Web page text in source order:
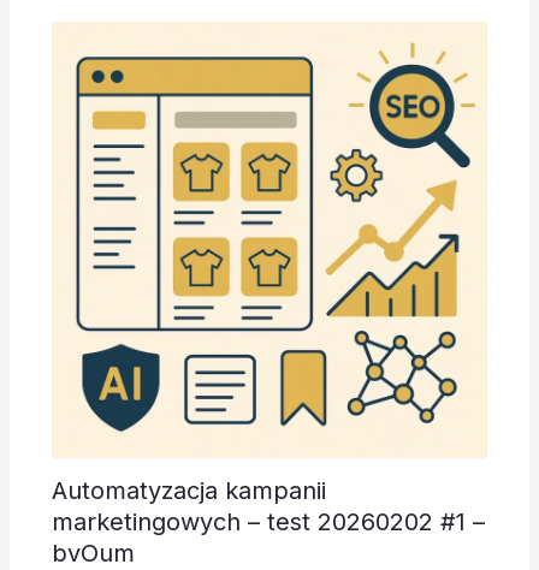
Automatyzacja kampanii
marketingowych – test 20260202 #1 –
bvOum